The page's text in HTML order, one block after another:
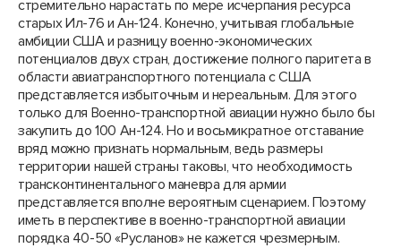
стремительно нарастать по мере исчерпания ресурса
старых Ил-76 и Ан-124. Конечно, учитывая глобальные
амбиции США и разницу военно-экономических
потенциалов двух стран, достижение полного паритета в
области авиатранспортного потенциала с США
представляется избыточным и нереальным. Для этого
только для Военно-транспортной авиации нужно было бы
закупить до 100 Ан-124. Но и восьмикратное отставание
вряд можно признать нормальным, ведь размеры
территории нашей страны таковы, что необходимость
трансконтинентального маневра для армии
представляется вполне вероятным сценарием. Поэтому
иметь в перспективе в военно-транспортной авиации
порядка 40-50 «Русланов» не кажется чрезмерным.